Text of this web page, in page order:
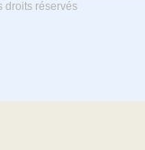
droits réservés